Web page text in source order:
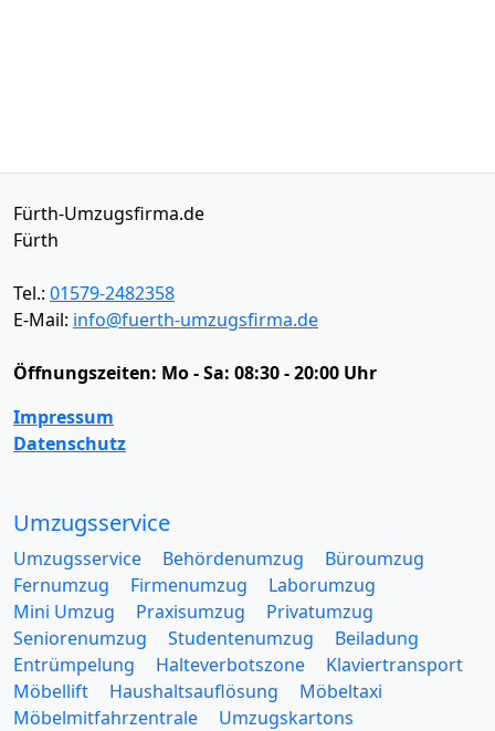
Fürth-Umzugsfirma.de
Fürth
Tel.: 01579-2482358
E-Mail: info@fuerth-umzugsfirma.de
Öffnungszeiten: Mo - Sa: 08:30 - 20:00 Uhr
Impressum
Datenschutz
Umzugsservice
Umzugsservice Behördenumzug
Büroumzug
Fernumzug
Firmenumzug
Laborumzug
Mini Umzug
Praxisumzug
Privatumzug
Seniorenumzug
Studentenumzug
Beiladung
Entrümpelung
Halteverbotszone
Klaviertransport
Möbellift
Haushaltsauflösung
Möbeltaxi
Möbelmitfahrzentrale
Umzugskartons